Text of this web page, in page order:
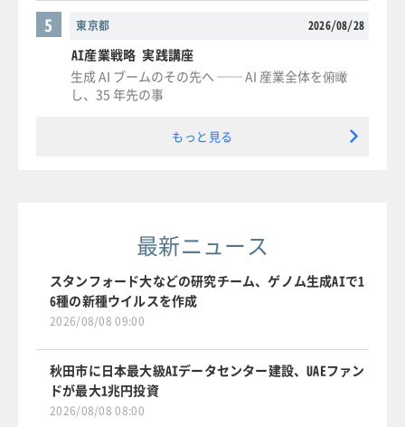
東京都 2026/08/28
5
AI産業戦略 実践講座
生成 AI ブームのその先へ ── AI 産業全体を俯瞰
し、35 年先の事
もっと見る
最新ニュース
スタンフォード大などの研究チーム、ゲノム生成AIで1
6種の新種ウイルスを作成
2026/08/08 09:00
秋田市に日本最大級AIデータセンター建設、UAEファン
ドが最大1兆円投資
2026/08/08 08:00